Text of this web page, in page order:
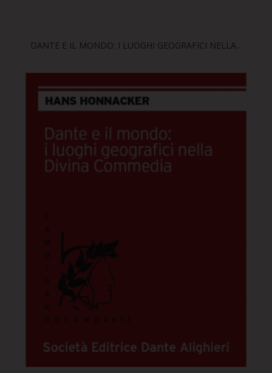
DANTE E IL MONDO: I LUOGHI GEOGRAFICI NELLA...